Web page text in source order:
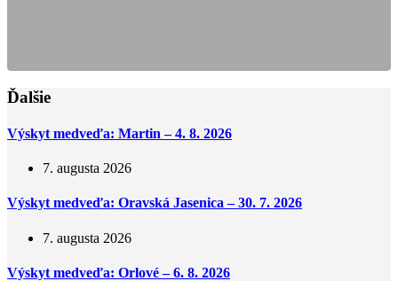
Ďalšie
Výskyt medveďa: Martin – 4. 8. 2026
7. augusta 2026
Výskyt medveďa: Oravská Jasenica – 30. 7. 2026
7. augusta 2026
Výskyt medveďa: Orlové – 6. 8. 2026